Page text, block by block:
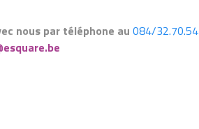
nous par téléphone au084/32.70.54